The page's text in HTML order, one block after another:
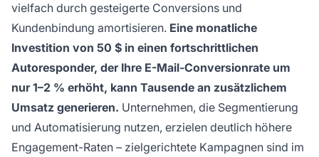
vielfach durch gesteigerte Conversions und
Kundenbindung amortisieren. Eine monatliche
Investition von 50 $ in einen fortschrittlichen
Autoresponder, der Ihre E-Mail-Conversionrate um
nur 1–2 % erhöht, kann Tausende an zusätzlichem
Umsatz generieren. Unternehmen, die Segmentierung
und Automatisierung nutzen, erzielen deutlich höhere
Engagement-Raten – zielgerichtete Kampagnen sind im